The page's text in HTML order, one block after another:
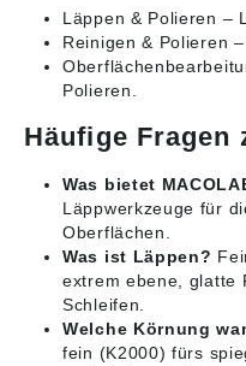
Läppen & Polieren –
Reinigen & Polieren
Polieren.
Häufige Fragen
Was bietet
Läppwerkzeuge für
Oberflächen.
Was ist Läppen?
extrem ebene, glatte
Schleifen.
Welche Körnung
fein (K2000) fürs